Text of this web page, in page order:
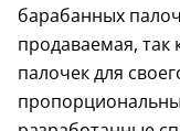
барабанных
продаваемая,
палочек для